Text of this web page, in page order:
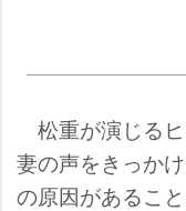
松重が演じるヒ
妻の声をきっか
の原因があるこ